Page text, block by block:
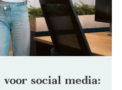
social media: